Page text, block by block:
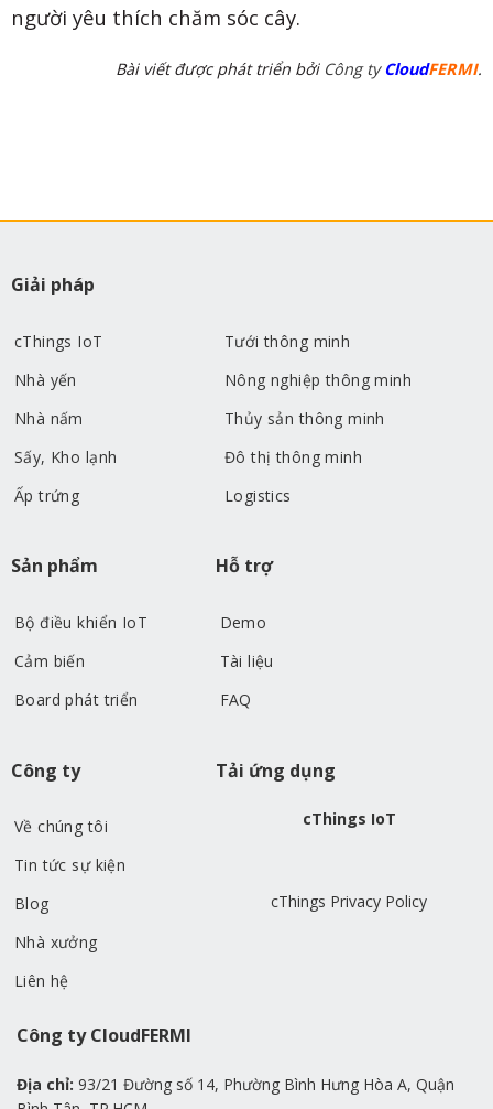
người yêu thích chăm sóc cây.
Bài viết được phát triển bởi Công tyCloudFERMI.
Giải pháp
cThings IoT
Nhà yến
Nhà nấm
Sấy, Kho lạnh
Ấp trứng
Tưới thông minh
Nông nghiệp thông minh
Thủy sản thông minh
Đô thị thông minh
Logistics
Sản phẩm
Bộ điều khiển IoT
Cảm biến
Board phát triển
Hỗ trợ
Demo
Tài liệu
FAQ
Công ty
Về chúng tôi
Tin tức sự kiện
Blog
Nhà xưởng
Liên hệ
Tải ứng dụng
cThings IoT
cThings Privacy Policy
Công ty CloudFERMI
Địa chỉ: 93/21 Đường số 14, Phường Bình Hưng Hòa A, Quận